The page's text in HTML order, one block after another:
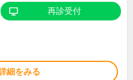
再診受付
細をみる